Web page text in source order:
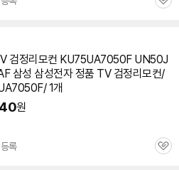
관
검정리모컨 KU75UA7050F UN50J
삼성 삼성전자 정품 TV 검정리모컨/
1개
원
록
관